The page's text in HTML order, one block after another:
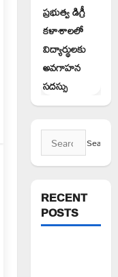
ప్రభుత్వ డిగ్రీ
కళాశాలలో
విద్యార్థులకు
అవగాహన
సదస్సు
Search
for:
RECENT
POSTS